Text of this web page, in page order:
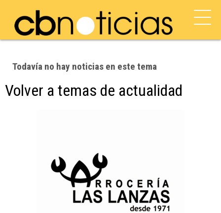
Todavía no hay noticias en este tema
Volver a temas de actualidad